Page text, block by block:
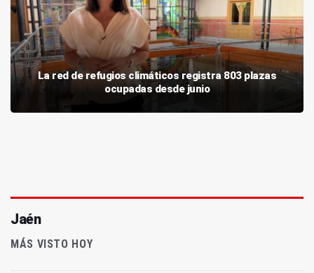
La red de refugios climáticos registra 803 plazas
ocupadas desde junio
Jaén
MÁS VISTO HOY